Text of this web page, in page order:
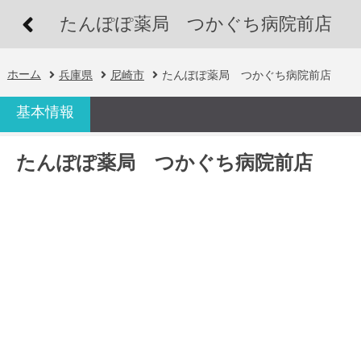
たんぽぽ薬局 つかぐち病院前店
ホーム 兵庫県 尼崎市 たんぽぽ薬局 つかぐち病院前店
基本情報
たんぽぽ薬局 つかぐち病院前店